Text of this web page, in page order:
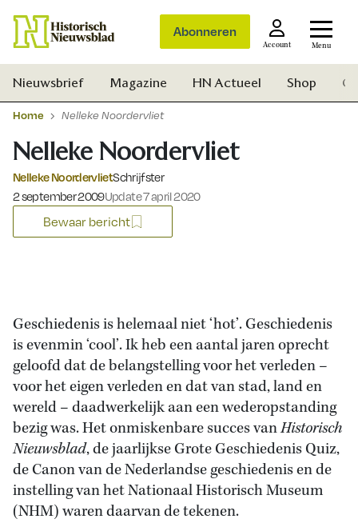
Abonneren
Account Menu
Zoek
Nieuwsbrief Magazine HN Actueel Shop
Home Nelleke Noordervliet
Nelleke Noordervliet
Nelleke NoordervlietSchrijfster
Gepubliceerd op:
2 september 2009Update 7 april 2020
Bewaar bericht
Geschiedenis is helemaal niet ‘hot’. Geschiedenis
is evenmin ‘cool’. Ik heb een aantal jaren oprecht
geloofd dat de belangstelling voor het verleden –
voor het eigen verleden en dat van stad, land en
wereld – daadwerkelijk aan een wederopstanding
bezig was. Het onmiskenbare succes vanHistorisch
Nieuwsblad, de jaarlijkse Grote Geschiedenis Quiz,
de Canon van de Nederlandse geschiedenis en de
instelling van het Nationaal Historisch Museum
(NHM) waren daarvan de tekenen.